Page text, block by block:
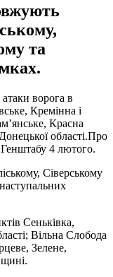
та
ворога в
Кремінна і
Красна
області.Про
4 лютого.
Сіверському
Сеньківка,
Вільна Слобода
Зелене,